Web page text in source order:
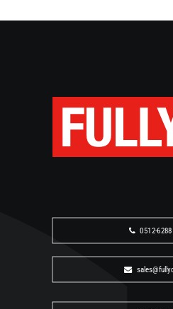
协助确认适用型号与
企业微信
0512-